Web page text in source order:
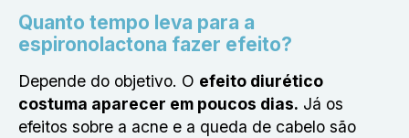
Quanto tempo leva para a
espironolactona fazer efeito?
Depende do objetivo. O efeito diurético
costuma aparecer em poucos dias. Já os
efeitos sobre a acne e a queda de cabelo são